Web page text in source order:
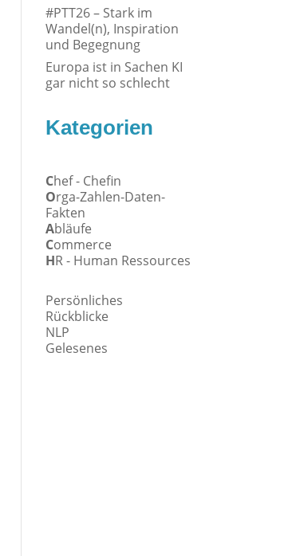
#PTT26 – Stark im
Wandel(n), Inspiration
und Begegnung
Europa ist in Sachen KI
gar nicht so schlecht
Kategorien
Chef - Chefin
Orga-Zahlen-Daten-
Fakten
Abläufe
Commerce
HR - Human Ressources
Persönliches
Rückblicke
NLP
Gelesenes